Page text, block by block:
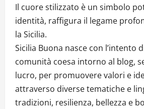
Il cuore stilizzato è un simbolo
identità, raffigura il legame
la Sicilia.
Sicilia Buona nasce con l’intento
comunità coesa intorno al blog,
lucro, per promuovere valori e
attraverso diverse tematiche e
tradizioni, resilienza, bellezza e